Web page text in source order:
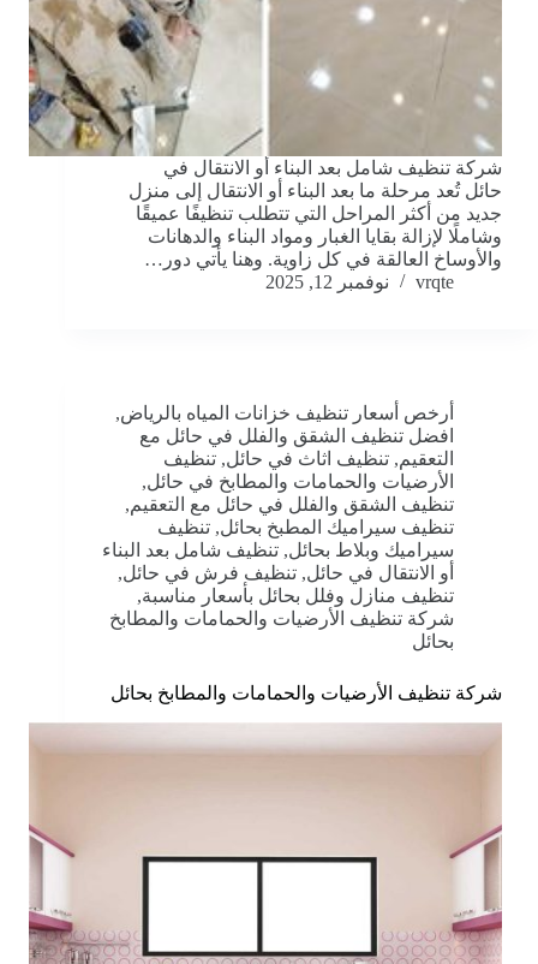
شركة تنظيف شامل بعد البناء أو الانتقال في
حائل تُعد مرحلة ما بعد البناء أو الانتقال إلى منزل
جديد من أكثر المراحل التي تتطلب تنظيفًا عميقًا
وشاملًا لإزالة بقايا الغبار ومواد البناء والدهانات
والأوساخ العالقة في كل زاوية. وهنا يأتي دور…
vrqte
نوفمبر 12, 2025
أرخص أسعار تنظيف خزانات المياه بالرياض,
افضل تنظيف الشقق والفلل في حائل مع
التعقيم, تنظيف اثاث في حائل, تنظيف
الأرضيات والحمامات والمطابخ في حائل,
تنظيف الشقق والفلل في حائل مع التعقيم,
تنظيف سيراميك المطبخ بحائل, تنظيف
سيراميك وبلاط بحائل, تنظيف شامل بعد البناء
أو الانتقال في حائل, تنظيف فرش في حائل,
تنظيف منازل وفلل بحائل بأسعار مناسبة,
شركة تنظيف الأرضيات والحمامات والمطابخ
بحائل
شركة تنظيف الأرضيات والحمامات والمطابخ بحائل